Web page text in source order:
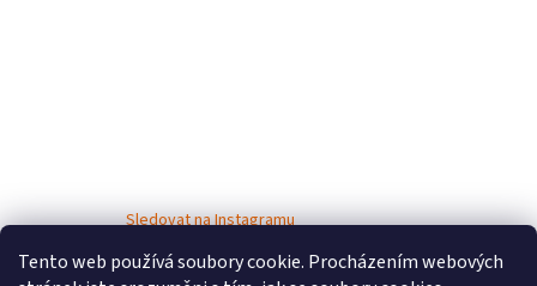
Tento web používá soubory cookie. Procházením webových
Sledovat na Instagramu